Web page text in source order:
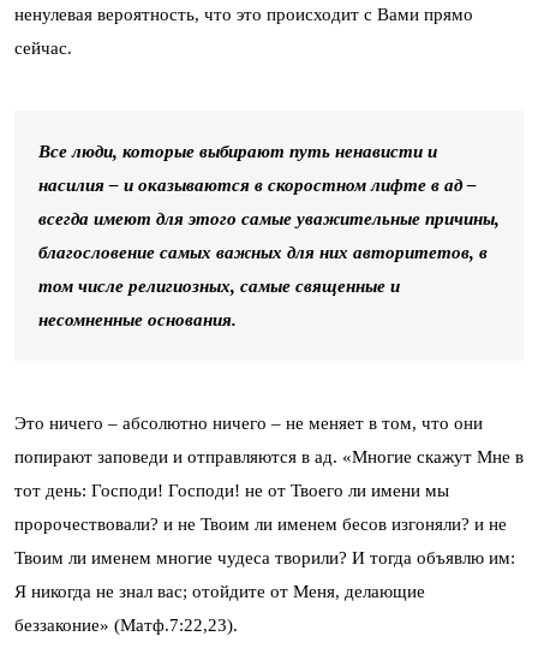
ненулевая вероятность, что это происходит с Вами прямо
сейчас.
Все люди, которые выбирают путь ненависти и
насилия – и оказываются в скоростном лифте в ад –
всегда имеют для этого самые уважительные причины,
благословение самых важных для них авторитетов, в
том числе религиозных, самые священные и
несомненные основания.
Это ничего – абсолютно ничего – не меняет в том, что они
попирают заповеди и отправляются в ад. «Многие скажут Мне в
тот день: Господи! Господи! не от Твоего ли имени мы
пророчествовали? и не Твоим ли именем бесов изгоняли? и не
Твоим ли именем многие чудеса творили? И тогда объявлю им:
Я никогда не знал вас; отойдите от Меня, делающие
беззаконие» (Матф.7:22,23).